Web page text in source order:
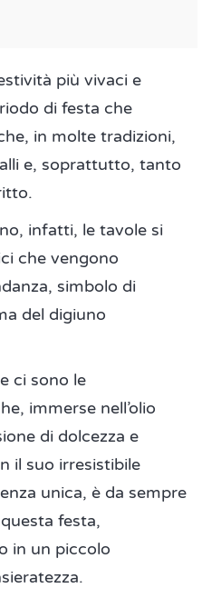
più vivaci e
di festa che
in molte tradizioni,
e, soprattutto, tanto
infatti, le tavole si
che vengono
simbolo di
del digiuno
ci sono le
immerse nell’olio
di dolcezza e
il suo irresistibile
unica, è da sempre
festa,
in un piccolo